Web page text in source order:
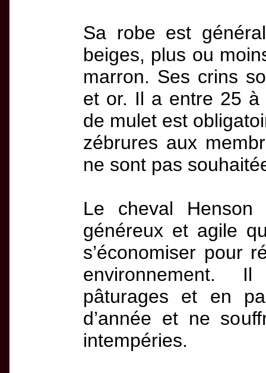
Sa robe est
beiges, plus ou
marron. Ses crins
et or. Il a entre 25
de mulet est
zébrures aux
ne sont pas
Le cheval Henson
généreux et agile
s’économiser pour
environnement.
pâturages et en
d’année et ne
intempéries.